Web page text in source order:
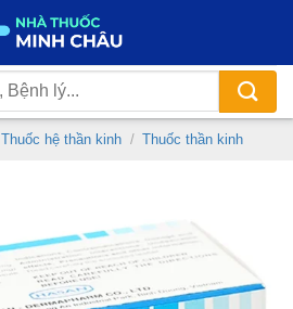
Thuốc hệ thần kinh / Thuốc thần kinh